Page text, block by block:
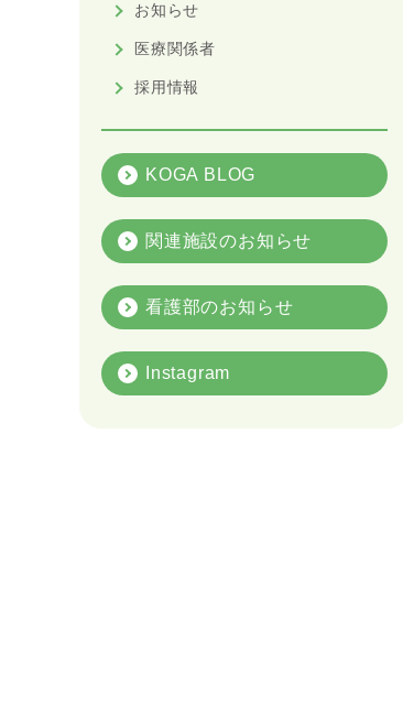
お知らせ
医療関係者
採用情報
KOGA BLOG
関連施設のお知らせ
看護部のお知らせ
Instagram